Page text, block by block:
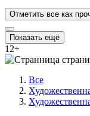
Отметить все как
Показать ещё
12+
Все